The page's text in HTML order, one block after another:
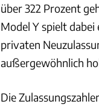
über 322 Prozent
Model Y spielt
privaten
außergewöhnlich
Die